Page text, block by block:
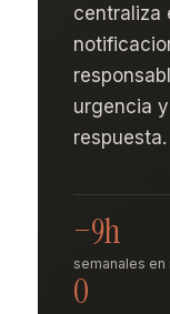
centraliza
urgencia
respuesta.
−9h
semanales en
0